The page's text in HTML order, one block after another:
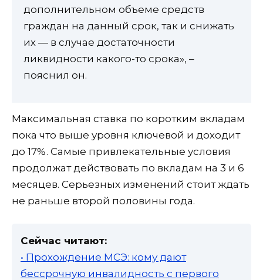
дополнительном объеме средств
граждан на данный срок, так и снижать
их — в случае достаточности
ликвидности какого-то срока», –
пояснил он.
Максимальная ставка по коротким вкладам
пока что выше уровня ключевой и доходит
до 17%. Самые привлекательные условия
продолжат действовать по вкладам на 3 и 6
месяцев. Серьезных изменений стоит ждать
не раньше второй половины года.
Сейчас читают:
• Прохождение МСЭ: кому дают
бессрочную инвалидность с первого